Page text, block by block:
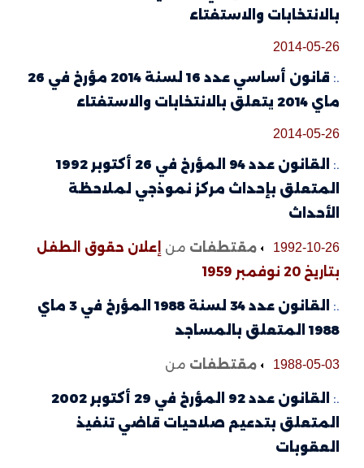
بالانتخابات والاستفتاء
2014-05-26
قانون أساسي عدد 16 لسنة 2014 مؤرخ في 26
ماي 2014 يتعلق بالانتخابات والاستفتاء
2014-05-26
القانون عدد 94 المؤرخ في 26 أكتوبر 1992
المتعلق بإحداث مركز نموذجي لملاحظة
الأحداث
1992-10-26 مقتطفات من إعلان حقوق الطفل
بتاريخ 20 نوفمبر 1959
القانون عدد 34 لسنة 1988 المؤرخ في 3 ماي
1988 المتعلق بالمساجد
1988-05-03 مقتطفات من
القانون عدد 92 المؤرخ في 29 أكتوبر 2002
المتعلق بتدعيم صلاحيات قاضي تنفيذ
العقوبات